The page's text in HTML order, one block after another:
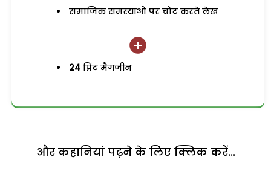
समाजिक समस्याओं पर चोट करते लेख
24 प्रिंट मैगजीन
और कहानियां पढ़ने के लिए क्लिक करें...